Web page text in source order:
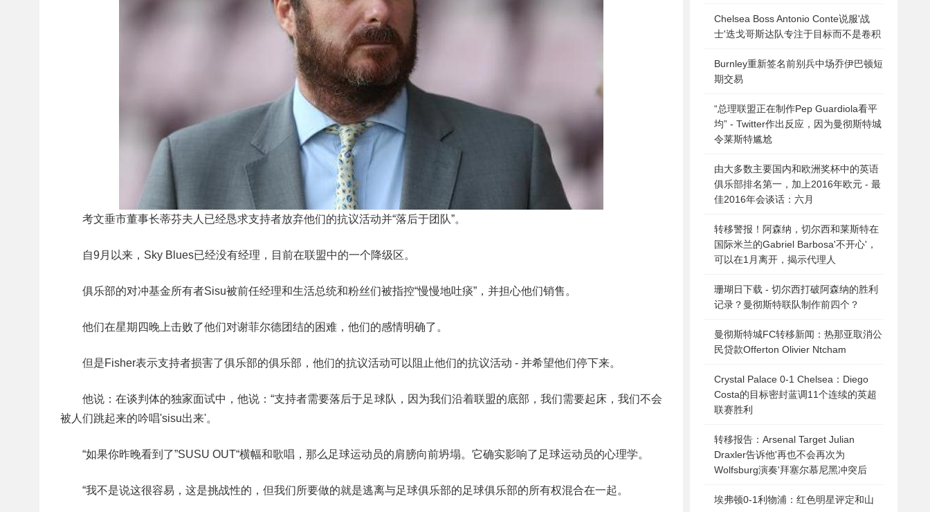
考文垂市董事长蒂芬夫人已经恳求支持者放弃他们的抗议活动并“落后于团队”。
自9月以来，Sky Blues已经没有经理，目前在联盟中的一个降级区。
俱乐部的对冲基金所有者Sisu被前任经理和生活总统和粉丝们被指控“慢慢地吐痰”，并担心他们销售。
他们在星期四晚上击败了他们对谢菲尔德团结的困难，他们的感情明确了。
但是Fisher表示支持者损害了俱乐部的俱乐部，他们的抗议活动可以阻止他们的抗议活动 - 并希望他们停下来。
他说：在谈判体的独家面试中，他说：“支持者需要落后于足球队，因为我们沿着联盟的底部，我们需要起床，我们不会
被人们跳起来的吟唱'sisu出来'。
“如果你昨晚看到了”SUSU OUT“横幅和歌唱，那么足球运动员的肩膀向前坍塌。它确实影响了足球运动员的心理学。
“我不是说这很容易，这是挑战性的，但我们所要做的就是逃离与足球俱乐部的足球俱乐部的所有权混合在一起。
Chelsea Boss Antonio Conte说服'战
士'迭戈哥斯达队专注于目标而不是卷积
Burnley重新签名前别兵中场乔伊巴顿短
期交易
“总理联盟正在制作Pep Guardiola看平
均” - Twitter作出反应，因为曼彻斯特城
令莱斯特尴尬
由大多数主要国内和欧洲奖杯中的英语
俱乐部排名第一，加上2016年欧元 - 最
佳2016年会谈话：六月
转移警报！阿森纳，切尔西和莱斯特在
国际米兰的Gabriel Barbosa'不开心'，
可以在1月离开，揭示代理人
珊瑚日下载 - 切尔西打破阿森纳的胜利
记录？曼彻斯特联队制作前四个？
曼彻斯特城FC转移新闻：热那亚取消公
民贷款Offerton Olivier Ntcham
Crystal Palace 0-1 Chelsea：Diego
Costa的目标密封蓝调11个连续的英超
联赛胜利
转移报告：Arsenal Target Julian
Draxler告诉他'再也不会再次为
Wolfsburg演奏'拜塞尔慕尼黑冲突后
埃弗顿0-1利物浦：红色明星评定和山